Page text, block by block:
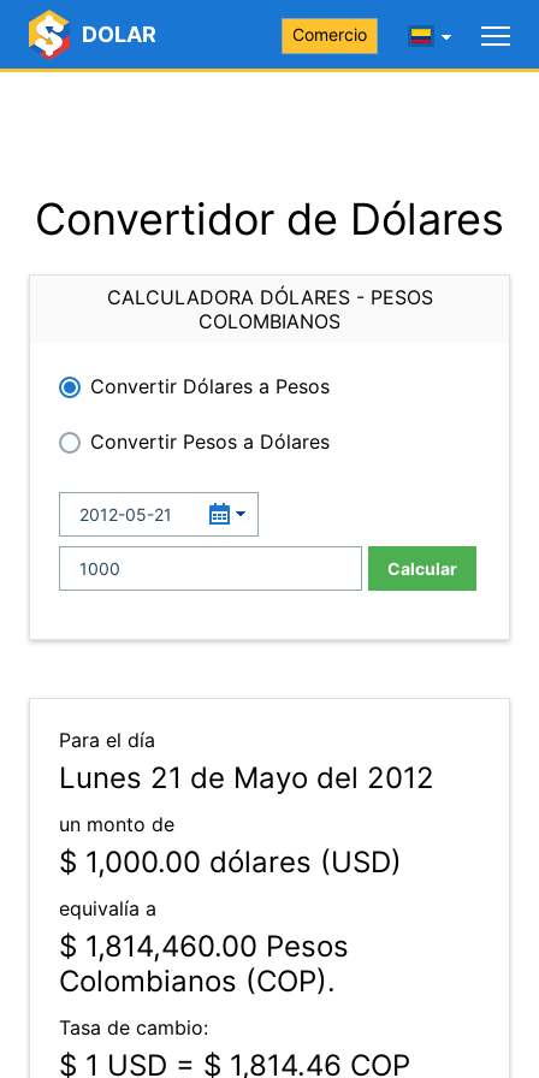
DOLAR Comercio
Convertidor de Dólares
CALCULADORA DÓLARES - PESOS
COLOMBIANOS
Convertir Dólares a Pesos
Convertir Pesos a Dólares
Calcular
Para el día
Lunes 21 de Mayo del 2012
un monto de
$ 1,000.00 dólares (USD)
equivalía a
$ 1,814,460.00 Pesos
Colombianos (COP).
Tasa de cambio:
$ 1 USD = $ 1,814.46 COP